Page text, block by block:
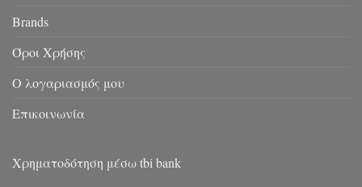
Brands
Όροι Χρήσης
Ο λογαριασμός μου
Επικοινωνία
Χρηματοδότηση μέσω tbi bank